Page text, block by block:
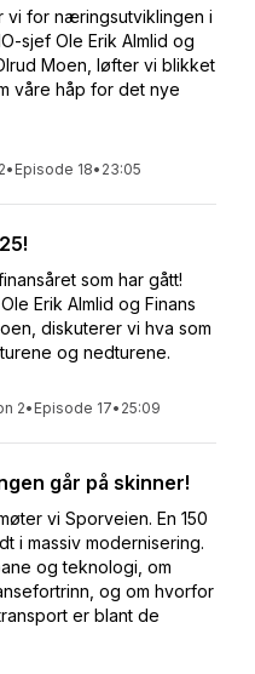
vi for næringsutviklingen i
sjef Ole Erik Almlid og
Moen, løfter vi blikket
våre håp for det nye
• Episode 18• 23:05
som har gått!
Erik Almlid og Finans
diskuterer vi hva som
og nedturene.
2• Episode 17• 25:09
går på skinner!
vi Sporveien. En 150
i massiv modernisering.
og teknologi, om
og om hvorfor
er blant de